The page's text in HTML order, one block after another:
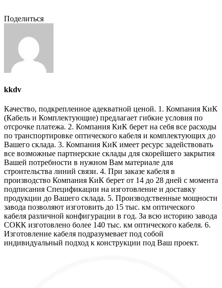
Поделиться
kkdv
Качество, подкрепленное адекватной ценой. 1. Компания КиК
(Кабель и Комплектующие) предлагает гибкие условия по
отсрочке платежа. 2. Компания КиК берет на себя все расходы
по транспортировке оптического кабеля и комплектующих до
Вашего склада. 3. Компания КиК имеет ресурс задействовать
все возможные партнерские склады для скорейшего закрытия
Вашей потребности в нужном Вам материале для
строительства линий связи. 4. При заказе кабеля в
производство Компания КиК берет от 14 до 28 дней с момента
подписания Спецификации на изготовление и доставку
продукции до Вашего склада. 5. Производственные мощности
завода позволяют изготовить до 15 тыс. км оптического
кабеля различной конфигурации в год. За всю историю завода
СОКК изготовлено более 140 тыс. км оптического кабеля. 6.
Изготовление кабеля подразумевает под собой
индивидуальный подход к конструкции под Ваш проект.